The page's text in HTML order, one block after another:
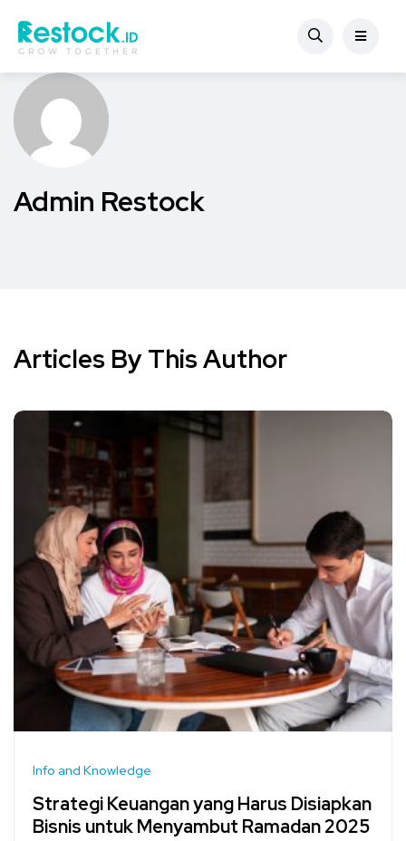
Admin Restock
Articles By This Author
Info and Knowledge
Strategi Keuangan yang Harus Disiapkan
Bisnis untuk Menyambut Ramadan 2025